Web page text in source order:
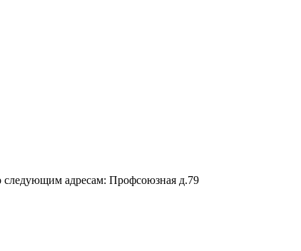
следующим адресам: Профсоюзная д.79